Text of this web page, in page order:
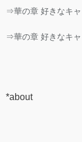
⇒華の章 好きなキ
⇒華の章 好きなキ
*about